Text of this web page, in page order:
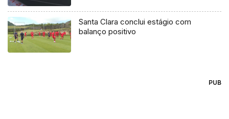
Santa Clara conclui estágio com
balanço positivo
PUB